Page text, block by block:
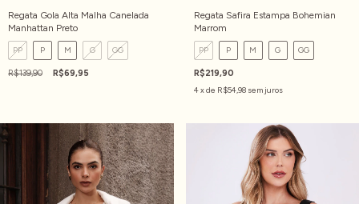
Regata Gola Alta Malha Canelada
Manhattan Preto
PP P M G GG
R$139,90 R$69,95
Regata Safira Estampa Bohemian
Marrom
PP P M G GG
R$219,90
4x de R$54,98 sem juros